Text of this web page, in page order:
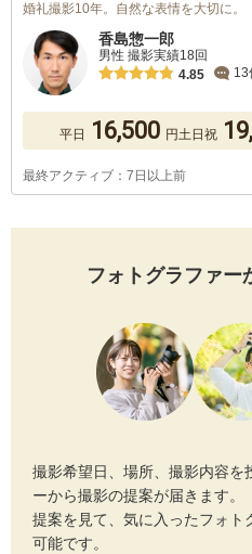
婚礼撮影10年。自然な表情を大切に。
香島惣一郎
男性 撮影実績18回
4.85
13
平日 16,500 円土日祝
最終アクティブ：7日以上前
フォトグラファー
撮影希望日、場所、撮影内容を
ーから撮影の提案が届きます。
提案を見て、気に入ったフォト
可能です。